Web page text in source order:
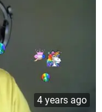
4 years ago